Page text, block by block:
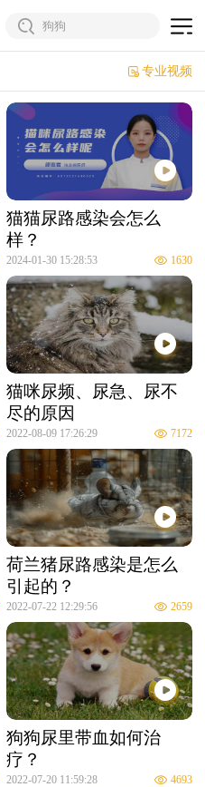
专业视频
猫猫尿路感染会怎么
样？
2024-01-30 15:28:53 1630
猫咪尿频、尿急、尿不
尽的原因
2022-08-09 17:26:29 7172
荷兰猪尿路感染是怎么
引起的？
2022-07-22 12:29:56 2659
狗狗尿里带血如何治
疗？
2022-07-20 11:59:28 4693